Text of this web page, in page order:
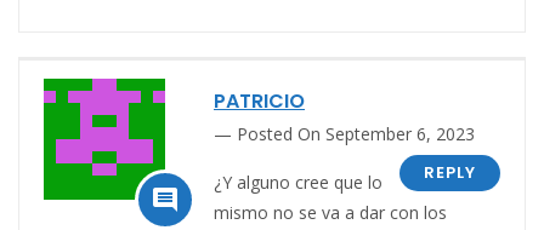

PATRICIO
Posted On September 6, 2023
REPLY
¿Y alguno cree que lo
mismo no se va a dar con los